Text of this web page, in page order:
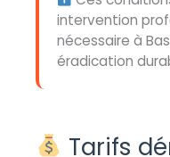
intervention
nécessaire à
éradication
Tarifs